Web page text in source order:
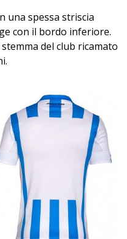
una spessa striscia
con il bordo inferiore.
del club ricamato